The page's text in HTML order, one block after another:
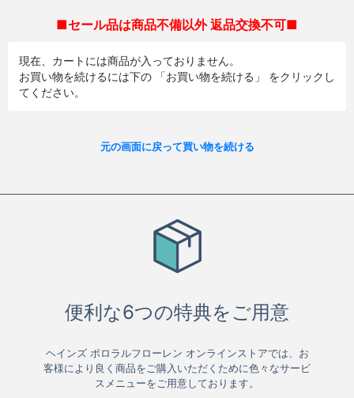
■セール品は商品不備以外 返品交換不可■
現在、カートには商品が入っておりません。
お買い物を続けるには下の 「お買い物を続ける」 をクリックし
てください。
元の画面に戻って買い物を続ける
便利な6つの特典をご用意
ヘインズ ポロラルフローレン オンラインストアでは、お
客様により良く商品をご購入いただくために色々なサービ
スメニューをご用意しております。